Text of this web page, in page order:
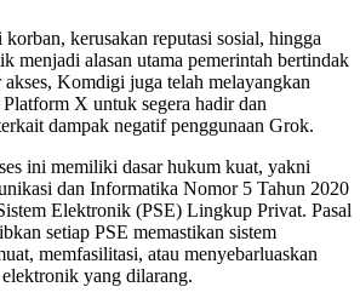
kerusakan reputasi sosial, hingga
menjadi alasan utama pemerintah bertindak
Komdigi juga telah melayangkan
X untuk segera hadir dan
dampak negatif penggunaan Grok.
ini memiliki dasar hukum kuat, yakni
dan Informatika Nomor 5 Tahun 2020
Elektronik (PSE) Lingkup Privat. Pasal
setiap PSE memastikan sistem
memfasilitasi, atau menyebarluaskan
yang dilarang.